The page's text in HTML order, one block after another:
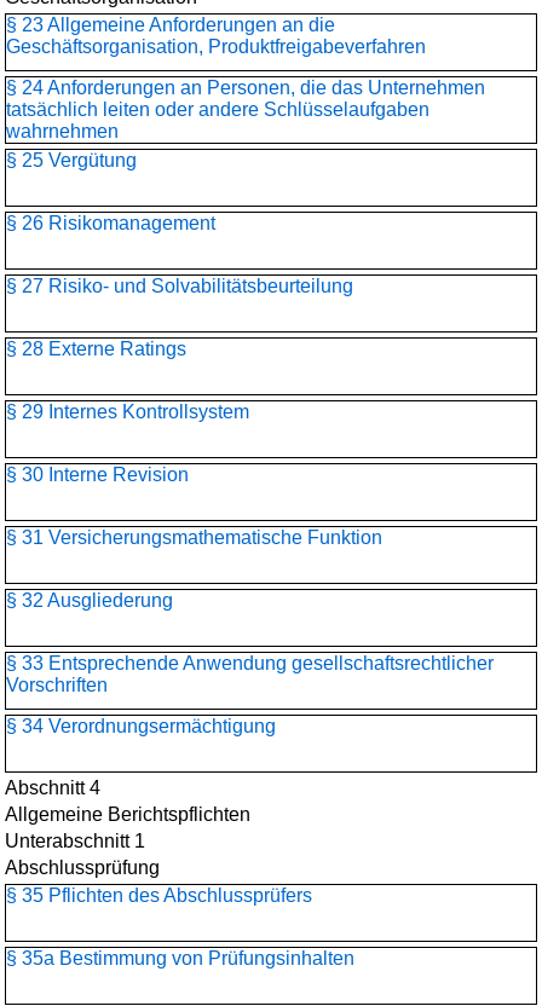
§ 23 Allgemeine Anforderungen an die
Geschäftsorganisation, Produktfreigabeverfahren
§ 24 Anforderungen an Personen, die das Unternehmen
tatsächlich leiten oder andere Schlüsselaufgaben
wahrnehmen
§ 25 Vergütung
§ 26 Risikomanagement
§ 27 Risiko- und Solvabilitätsbeurteilung
§ 28 Externe Ratings
§ 29 Internes Kontrollsystem
§ 30 Interne Revision
§ 31 Versicherungsmathematische Funktion
§ 32 Ausgliederung
§ 33 Entsprechende Anwendung gesellschaftsrechtlicher
Vorschriften
§ 34 Verordnungsermächtigung
Abschnitt 4
Allgemeine Berichtspflichten
Unterabschnitt 1
Abschlussprüfung
§ 35 Pflichten des Abschlussprüfers
§ 35a Bestimmung von Prüfungsinhalten